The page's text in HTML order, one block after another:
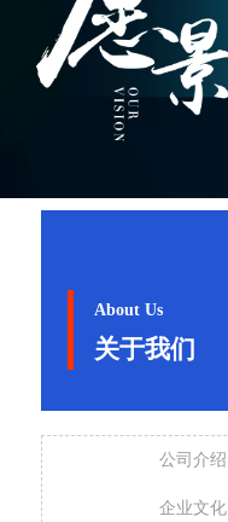
About Us
关于我们
公司介绍
企业文化